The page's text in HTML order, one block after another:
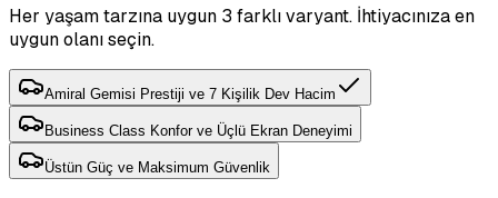
Her yaşam tarzına uygun 3 farklı varyant. İhtiyacınıza en
uygun olanı seçin.
Amiral Gemisi Prestiji ve 7 Kişilik Dev Hacim
Business Class Konfor ve Üçlü Ekran Deneyimi
Üstün Güç ve Maksimum Güvenlik